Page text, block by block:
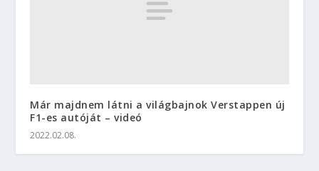
Már majdnem látni a világbajnok Verstappen új
F1-es autóját – videó
2022.02.08.